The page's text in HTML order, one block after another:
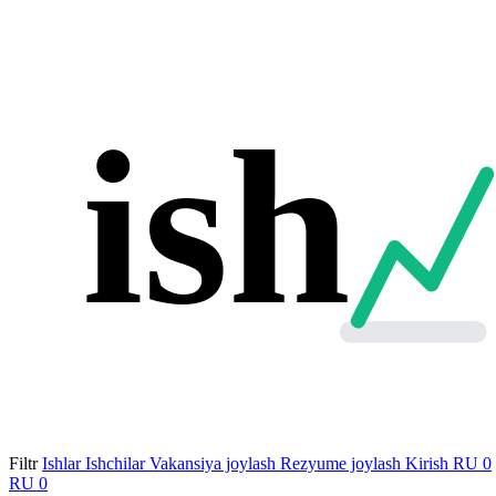
ish
Filtr Ishlar Ishchilar Vakansiya joylash Rezyume joylash Kirish RU 0
RU 0